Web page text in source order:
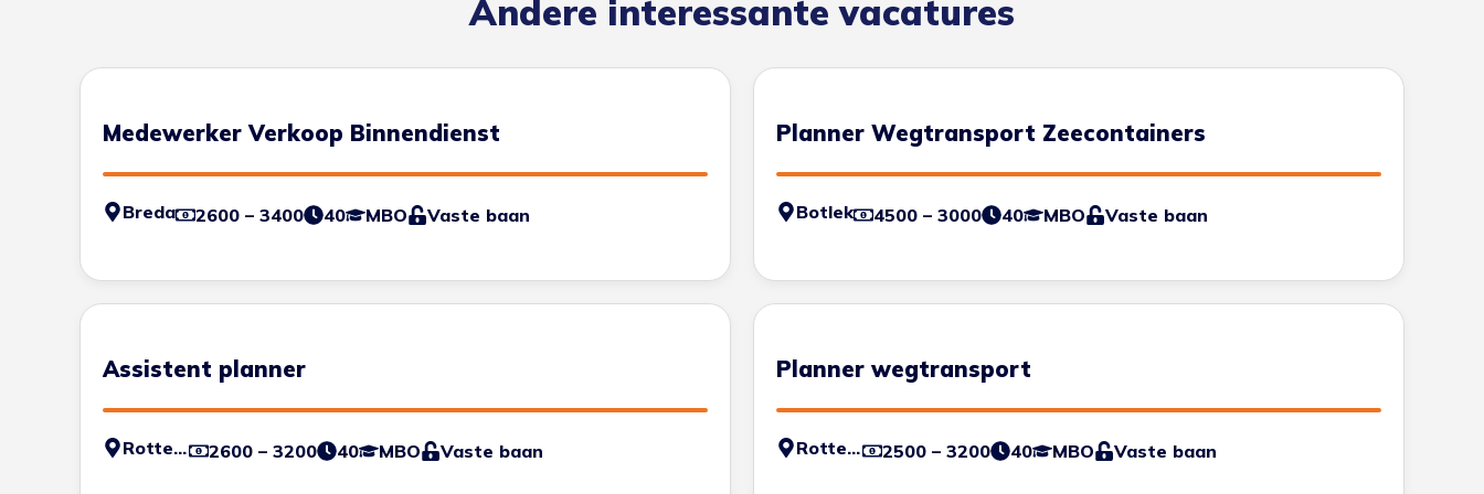
Andere interessante vacatures
Medewerker Verkoop Binnendienst
Breda 2600 – 3400 40 MBO Vaste baan
Planner Wegtransport Zeecontainers
Botlek 4500 – 3000 40 MBO Vaste baan
Assistent planner
Rotterdam - Haven 2600 – 3200 40 MBO Vaste baan
Planner wegtransport
Rotterdam - Haven 2500 – 3200 40 MBO Vaste baan